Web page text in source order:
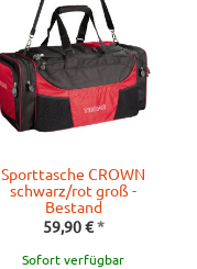
Sporttasche CROWN
schwarz/rot groß -
Bestand
59,90 €*
Sofort verfügbar